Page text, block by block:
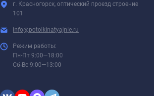
г. Красногорск, оптический проезд строение
101
info@potolkinatyajnie.ru
Режим работы:
Пн-Пт 9:00—18:00
Сб-Вс 9:00—13:00